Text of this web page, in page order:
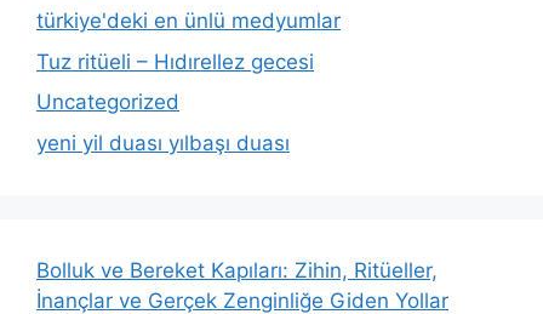
türkiye'deki en ünlü medyumlar
Tuz ritüeli – Hıdırellez gecesi
Uncategorized
yeni yil duası yılbaşı duası
Bolluk ve Bereket Kapıları: Zihin, Ritüeller,
İnançlar ve Gerçek Zenginliğe Giden Yollar